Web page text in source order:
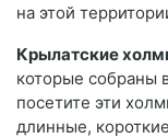
на этой
Крылатские
которые собраны
посетите эти
длинные,